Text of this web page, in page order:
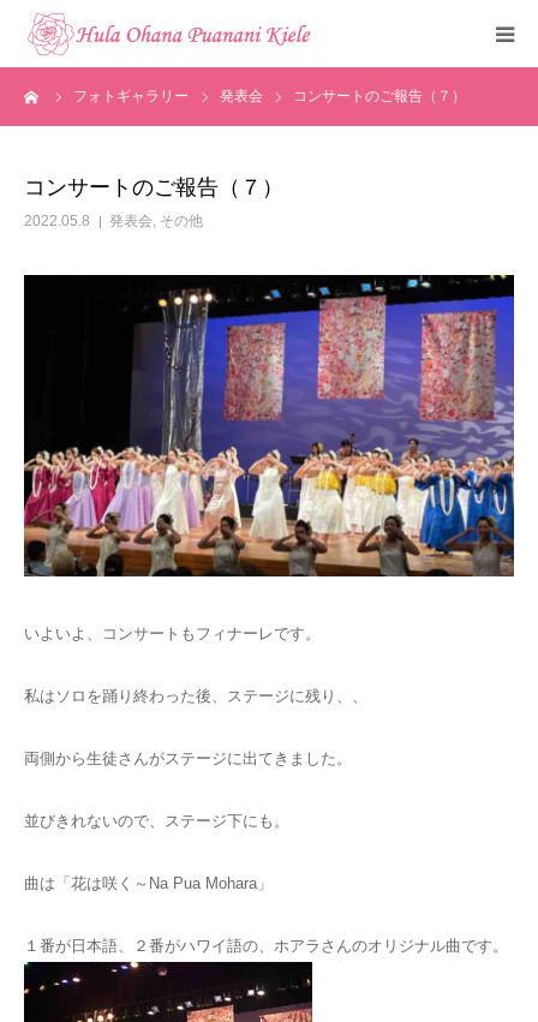
フォトギャラリー 発表会 コンサートのご報告（７）
コンサートのご報告（７）
2022.05.8 発表会, その他
いよいよ、コンサートもフィナーレです。
私はソロを踊り終わった後、ステージに残り、、
両側から生徒さんがステージに出てきました。
並びきれないので、ステージ下にも。
曲は「花は咲く～Na Pua Mohara」
１番が日本語、２番がハワイ語の、ホアラさんのオリジナル曲です。
トップ
メディア掲載
フォトギャラリー
お知らせ
見学・体験申込
お問い合わせ